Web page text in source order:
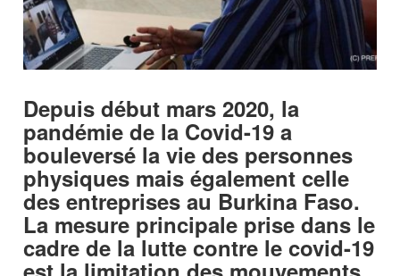
Depuis début mars 2020, la
pandémie de la Covid-19 a
bouleversé la vie des personnes
physiques mais également celle
des entreprises au Burkina Faso.
La mesure principale prise dans le
cadre de la lutte contre le covid-19